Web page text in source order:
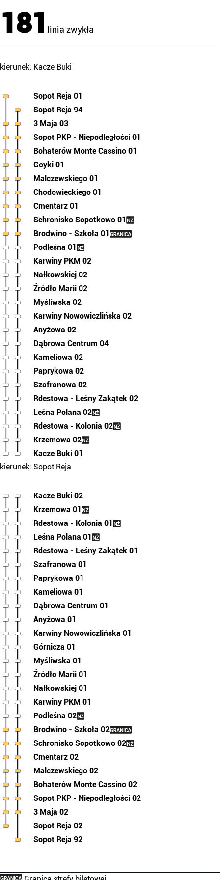
181 linia zwykła
kierunek: Kacze Buki
Sopot Reja 01
Sopot Reja 94
3 Maja 03
Sopot PKP - Niepodległości 01
Bohaterów Monte Cassino 01
Goyki 01
Malczewskiego 01
Chodowieckiego 01
Cmentarz 01
Schronisko Sopotkowo 01
Brodwino - Szkoła 01
Podleśna 01
Karwiny PKM 02
Nałkowskiej 02
Źródło Marii 02
Myśliwska 02
Karwiny Nowowiczlińska 02
Anyżowa 02
Dąbrowa Centrum 04
Kameliowa 02
Paprykowa 02
Szafranowa 02
Rdestowa - Leśny Zakątek 02
Leśna Polana 02
Rdestowa - Kolonia 02
Krzemowa 02
Kacze Buki 01
kierunek: Sopot Reja
Kacze Buki 02
Krzemowa 01
Rdestowa - Kolonia 01
Leśna Polana 01
Rdestowa - Leśny Zakątek 01
Szafranowa 01
Paprykowa 01
Kameliowa 01
Dąbrowa Centrum 01
Anyżowa 01
Karwiny Nowowiczlińska 01
Górnicza 01
Myśliwska 01
Źródło Marii 01
Nałkowskiej 01
Karwiny PKM 01
Podleśna 02
Brodwino - Szkoła 02
Schronisko Sopotkowo 02
Cmentarz 02
Malczewskiego 02
Bohaterów Monte Cassino 02
Sopot PKP - Niepodległości 02
3 Maja 02
Sopot Reja 02
Sopot Reja 92